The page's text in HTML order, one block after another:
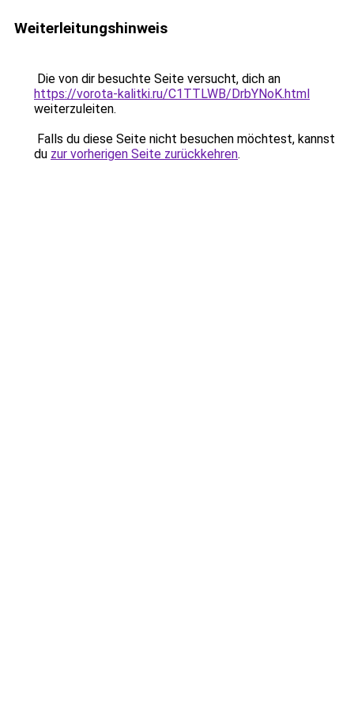
Weiterleitungshinweis
Die von dir besuchte Seite versucht, dich an
https://vorota-kalitki.ru/C1TTLWB/DrbYNoK.html
weiterzuleiten.
Falls du diese Seite nicht besuchen möchtest, kannst
du zur vorherigen Seite zurückkehren.